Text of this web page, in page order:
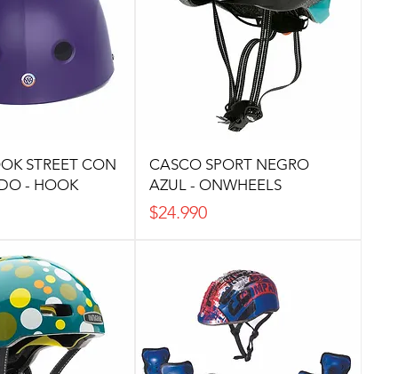
STREET CON
- HOOK
CASCO SPORT NEGRO
AZUL - ONWHEELS
Precio
$24.990